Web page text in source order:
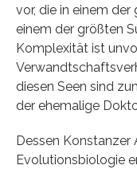
vor, die in einem der
einem der größten
Komplexität ist
diesen Seen sind
der ehemalige
Dessen
Evolutionsbiologie